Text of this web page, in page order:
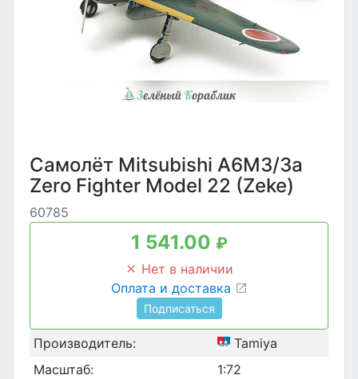
Самолёт Mitsubishi A6M3/3a
Zero Fighter Model 22 (Zeke)
60785
1 541.00 ₽
Нет в наличии
Оплата и доставка
Подписаться
Производитель:
Tamiya
Масштаб:
1:72